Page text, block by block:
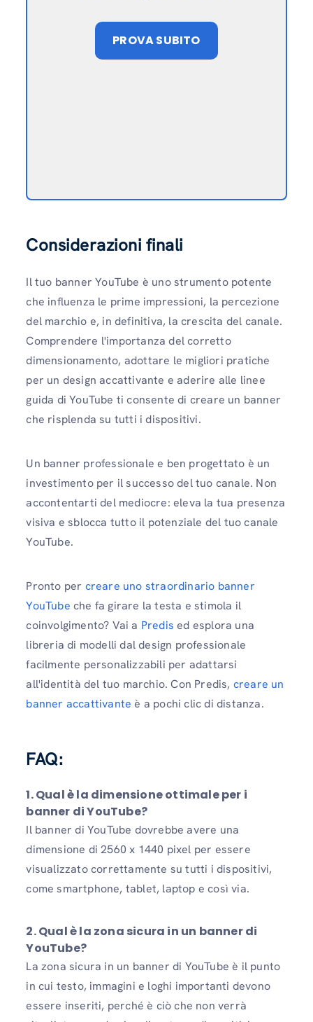
PROVA SUBITO
Considerazioni finali
Il tuo banner YouTube è uno strumento potente
che influenza le prime impressioni, la percezione
del marchio e, in definitiva, la crescita del canale.
Comprendere l'importanza del corretto
dimensionamento, adottare le migliori pratiche
per un design accattivante e aderire alle linee
guida di YouTube ti consente di creare un banner
che risplenda su tutti i dispositivi.
Un banner professionale e ben progettato è un
investimento per il successo del tuo canale. Non
accontentarti del mediocre: eleva la tua presenza
visiva e sblocca tutto il potenziale del tuo canale
YouTube.
Pronto per creare uno straordinario banner
YouTube che fa girare la testa e stimola il
coinvolgimento? Vai a Predis ed esplora una
libreria di modelli dal design professionale
facilmente personalizzabili per adattarsi
all'identità del tuo marchio. Con Predis, creare un
banner accattivante è a pochi clic di distanza.
FAQ:
1. Qual è la dimensione ottimale per i
banner di YouTube?
Il banner di YouTube dovrebbe avere una
dimensione di 2560 x 1440 pixel per essere
visualizzato correttamente su tutti i dispositivi,
come smartphone, tablet, laptop e così via.
2. Qual è la zona sicura in un banner di
YouTube?
La zona sicura in un banner di YouTube è il punto
in cui testo, immagini e loghi importanti devono
essere inseriti, perché è ciò che non verrà